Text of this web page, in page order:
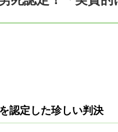
認定した珍しい判決